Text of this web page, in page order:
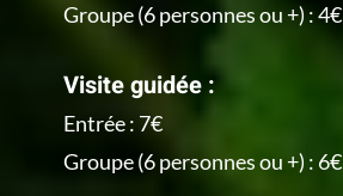
Groupe (6 personnes ou +) : 4€
Visite guidée :
Entrée : 7€
Groupe (6 personnes ou +) : 6€